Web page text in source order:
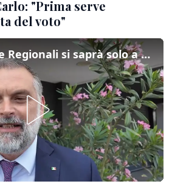
"Prima serve
del voto"
Il candidato alle Regionali si saprà solo a settembre. De Carlo: "Prima serve conoscere la data del voto"